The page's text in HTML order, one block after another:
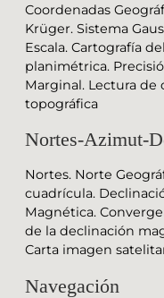
Coordenadas
Krüger. Sistema
Escala. Cartografía
planimétrica.
Marginal. Lectura de
topográfica
Nortes-Azimut-
Nortes. Norte
cuadrícula.
Magnética.
de la declinación
Carta imagen
Navegación